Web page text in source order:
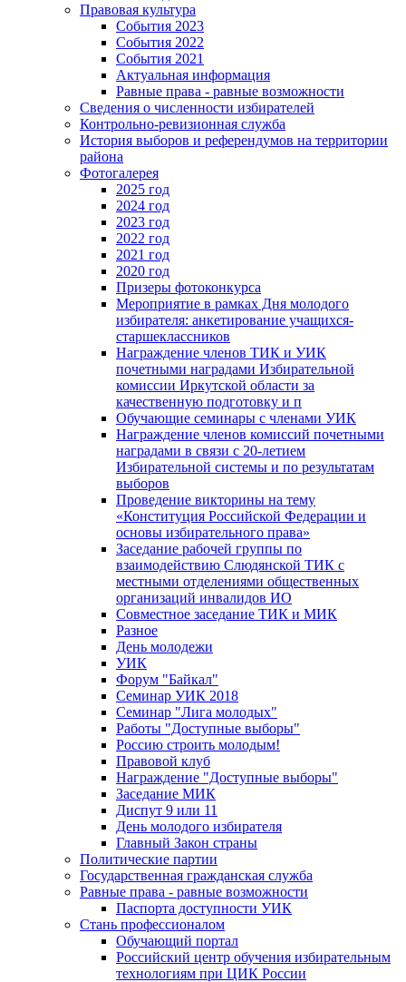
Правовая культура
События 2023
События 2022
События 2021
Актуальная информация
Равные права - равные возможности
Сведения о численности избирателей
Контрольно-ревизионная служба
История выборов и референдумов на территории
района
Фотогалерея
2025 год
2024 год
2023 год
2022 год
2021 год
2020 год
Призеры фотоконкурса
Мероприятие в рамках Дня молодого
избирателя: анкетирование учащихся-
старшеклассников
Награждение членов ТИК и УИК
почетными наградами Избирательной
комиссии Иркутской области за
качественную подготовку и п
Обучающие семинары с членами УИК
Награждение членов комиссий почетными
наградами в связи с 20-летием
Избирательной системы и по результатам
выборов
Проведение викторины на тему
«Конституция Российской Федерации и
основы избирательного права»
Заседание рабочей группы по
взаимодействию Слюдянской ТИК с
местными отделениями общественных
организаций инвалидов ИО
Совместное заседание ТИК и МИК
Разное
День молодежи
УИК
Форум "Байкал"
Семинар УИК 2018
Семинар "Лига молодых"
Работы "Доступные выборы"
Россию строить молодым!
Правовой клуб
Награждение "Доступные выборы"
Заседание МИК
Диспут 9 или 11
День молодого избирателя
Главный Закон страны
Политические партии
Государственная гражданская служба
Равные права - равные возможности
Паспорта доступности УИК
Стань профессионалом
Обучающий портал
Российский центр обучения избирательным
технологиям при ЦИК России